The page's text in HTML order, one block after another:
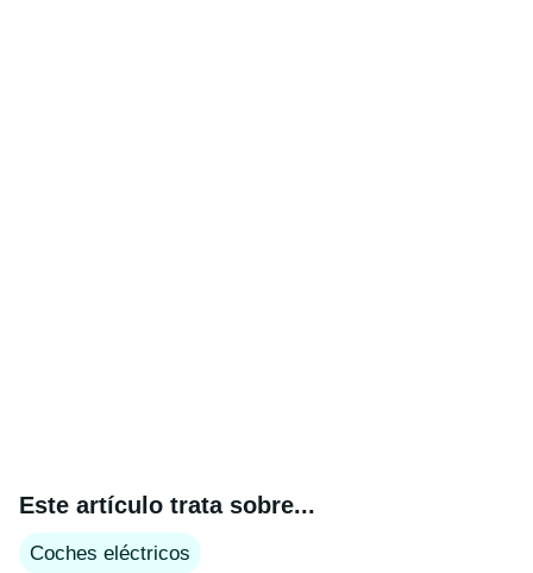
Este artículo trata sobre...
Coches eléctricos